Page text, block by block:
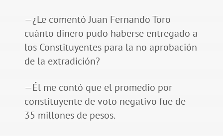
—¿Le comentó Juan Fernando Toro
cuánto dinero pudo haberse entregado a
los Constituyentes para la no aprobación
de la extradición?
—Él me contó que el promedio por
constituyente de voto negativo fue de
35 millones de pesos.